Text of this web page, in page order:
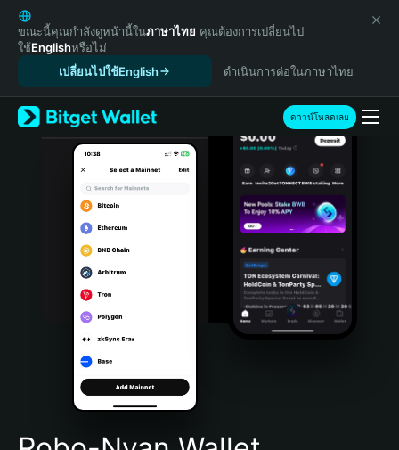
English
日本語
Tiếng Việt
Español (Latinoamérica)
Türkçe
Italiano
Português (Portugal)
Bahasa Indonesia
Português (Brasil)
Español (Argentina)
ขณะนี้คุณกำลังดูหน้านี้ในภาษาไทย คุณต้องการเปลี่ยนไป
ใช้Englishหรือไม่
เปลี่ยนไปใช้English
ดำเนินการต่อในภาษาไทย
ดาวน์โหลดเลย